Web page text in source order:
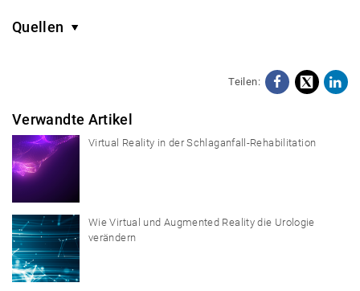
Quellen
Teilen: X
Verwandte Artikel
Virtual Reality in der Schlaganfall-Rehabilitation
Wie Virtual und Augmented Reality die Urologie
verändern